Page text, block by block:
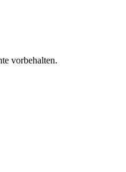
vorbehalten.